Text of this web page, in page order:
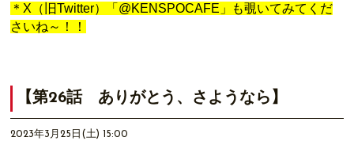
＊X （旧Twitter）「 @KENSPOCAFE」も覗いてみてくだ
さいね～！！
【第26話 ありがとう、さようなら】
2023年3月25日(土) 15:00